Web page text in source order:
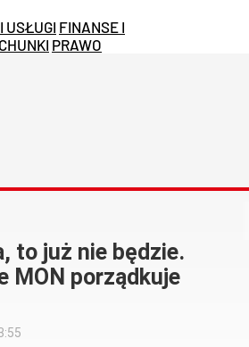
USŁUGI FINANSE I
PRAWO
to już nie będzie.
MON porządkuje